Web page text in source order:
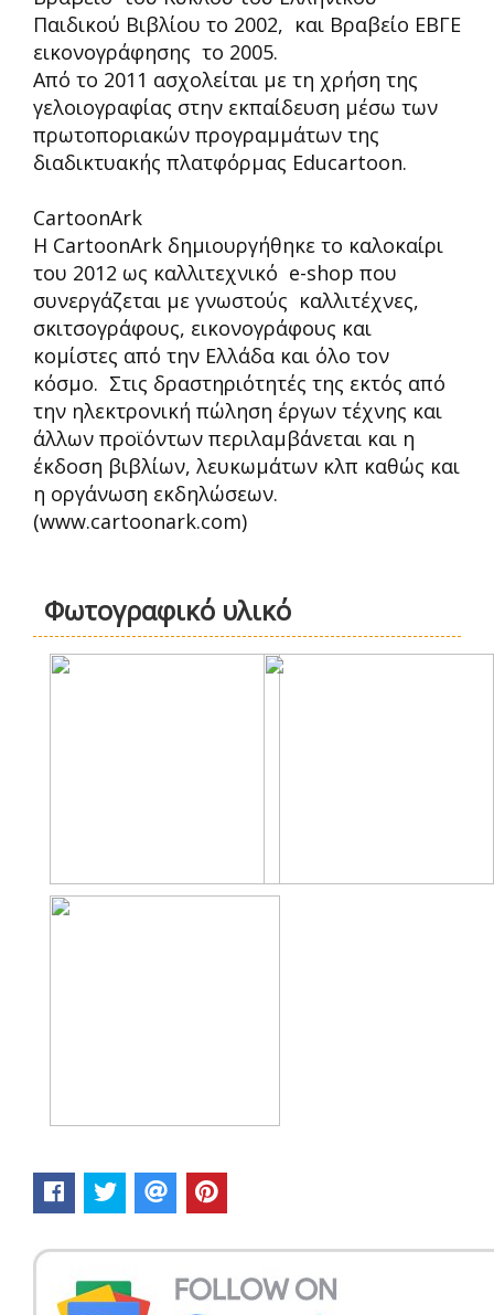
Παιδικού Βιβλίου το 2002, και Βραβείο ΕΒΓΕ
εικονογράφησης το 2005.
Από το 2011 ασχολείται με τη χρήση της
γελοιογραφίας στην εκπαίδευση μέσω των
πρωτοποριακών προγραμμάτων της
διαδικτυακής πλατφόρμας Educartoon.
CartoonArk
H CartoonArk δημιουργήθηκε το καλοκαίρι
του 2012 ως καλλιτεχνικό e-shop που
συνεργάζεται με γνωστούς καλλιτέχνες,
σκιτσογράφους, εικονογράφους και
κομίστες από την Ελλάδα και όλο τον
κόσμο. Στις δραστηριότητές της εκτός από
την ηλεκτρονική πώληση έργων τέχνης και
άλλων προϊόντων περιλαμβάνεται και η
έκδοση βιβλίων, λευκωμάτων κλπ καθώς και
η οργάνωση εκδηλώσεων.
(www.cartoonark.com)
Φωτογραφικό υλικό